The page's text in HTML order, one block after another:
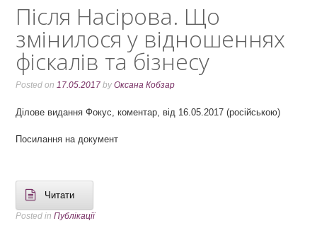
Після Насірова. Що
змінилося у відношеннях
фіскалів та бізнесу
Posted on 17.05.2017 byОксана Кобзар
Ділове видання Фокус, коментар, від 16.05.2017 (російською)
Посилання на документ
Читати
Posted in Публікації